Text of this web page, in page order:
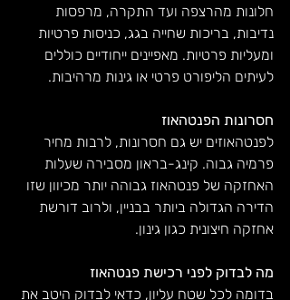
חלונות מהרצפה ועד התקרה, מרפסות
נדיבות, בריכות שחייה בגג, כניסות פרטיות
ומעליות פרטיות. מאפיינים ייחודיים כוללים
לעיתים הליפורט פרטי או גינות מרהיבות.
חסרונות הפנטהאוז
לפנטהאוזים יש גם חסרונות, לרבות מחיר
פרמיה גבוה. קינג-בראון מסבירה שעלות
האחזקה של פנטהאוז גבוהה יותר מכיוון שזו
הדירה הגדולה ביותר בבניין, ולרוב דורשת
אחזקה חיצונית כגון גינון.
מה לבדוק לפני רכישת פנטהאוז
בדומה לכל שטח עליון, כדאי לבדוק היטב את